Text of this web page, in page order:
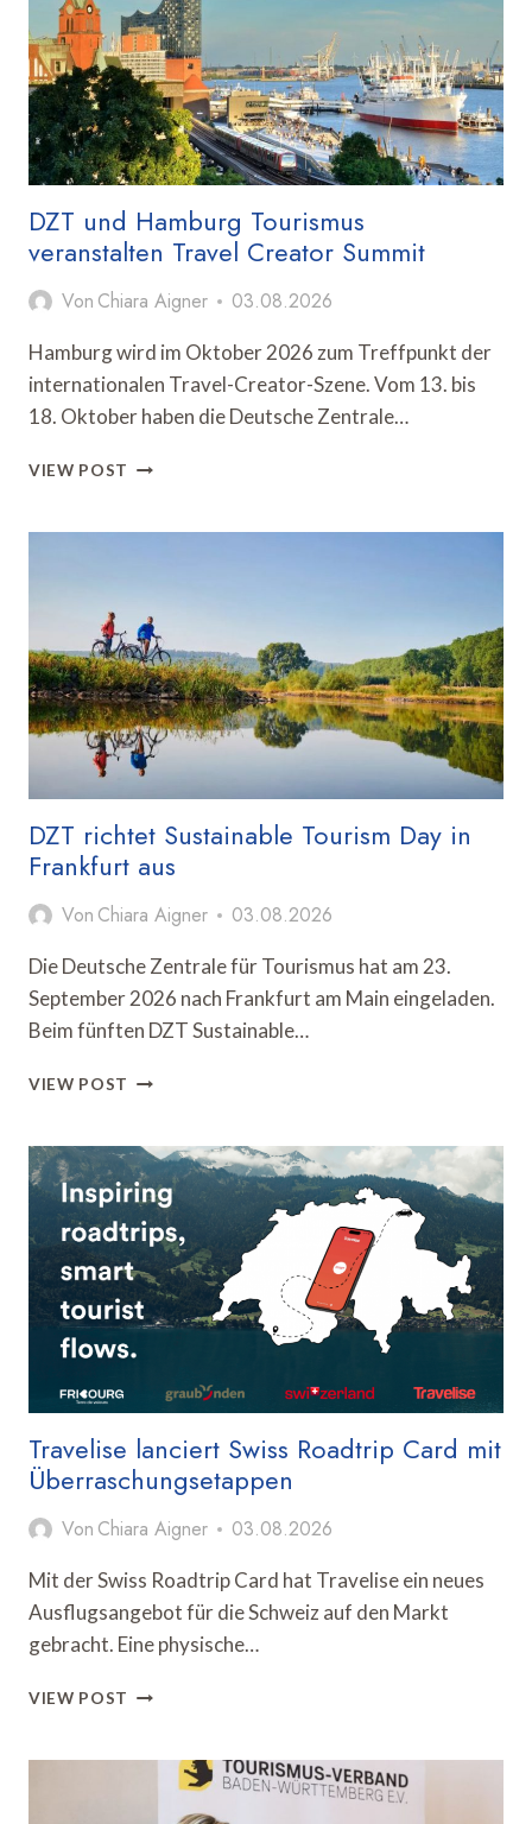
MEETING
NACH
LINDAU
DZT und Hamburg Tourismus
veranstalten Travel Creator Summit
Von Chiara Aigner 03.08.2026
Hamburg wird im Oktober 2026 zum Treffpunkt der
internationalen Travel-Creator-Szene. Vom 13. bis
18. Oktober haben die Deutsche Zentrale…
VIEW POST DZT
TOURISMUS
CREATOR
SUMMIT
DZT richtet Sustainable Tourism Day in
Frankfurt aus
Von Chiara Aigner 03.08.2026
Die Deutsche Zentrale für Tourismus hat am 23.
September 2026 nach Frankfurt am Main eingeladen.
Beim fünften DZT Sustainable…
VIEW POST DZT
TOURISM
DAY
IN
FRANKFURT
AUS
Travelise lanciert Swiss Roadtrip Card mit
Überraschungsetappen
Von Chiara Aigner 03.08.2026
Mit der Swiss Roadtrip Card hat Travelise ein neues
Ausflugsangebot für die Schweiz auf den Markt
gebracht. Eine physische…
VIEW POST TRAVELISE
ROADTRIP